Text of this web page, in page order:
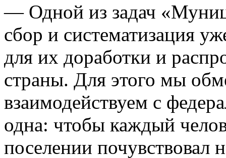
— Одной из задач
сбор и систематизация
для их доработки и
страны. Для этого мы
взаимодействуем с
одна: чтобы каждый
поселении почувствовал